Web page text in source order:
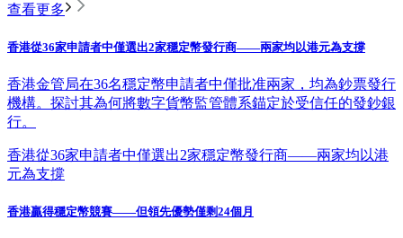
查看更多
香港從36家申請者中僅選出2家穩定幣發行商——兩家均以港元為支撐
香港金管局在36名穩定幣申請者中僅批准兩家，均為鈔票發行
機構。探討其為何將數字貨幣監管體系錨定於受信任的發鈔銀
行。
香港從36家申請者中僅選出2家穩定幣發行商——兩家均以港
元為支撐
香港贏得穩定幣競賽——但領先優勢僅剩24個月